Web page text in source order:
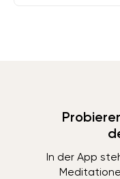
In der App